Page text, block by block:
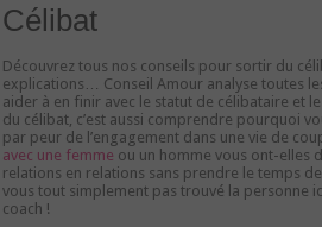
Célibat
Découvrez tous nos conseils pour sortir du
explications… Conseil Amour analyse toutes
aider à en finir avec le statut de célibataire et
du célibat, c’est aussi comprendre pourquoi
par peur de l’engagement dans une vie de
avec une femme ou un homme vous ont-elles
relations en relations sans prendre le temps de
vous tout simplement pas trouvé la personne
coach !